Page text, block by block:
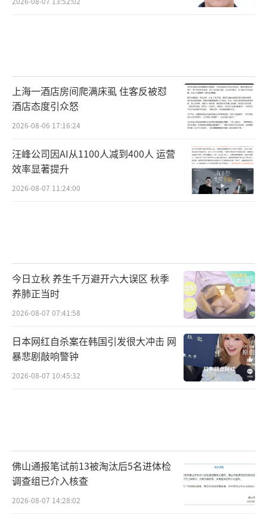
上海一酒店房间爬满床虱 住客反被怼
酒店态度引众怒
2026-08-06 17:16:24
汪峰公司因AI从1100人减到400人 运营
效率显著提升
2026-08-07 11:24:00
今日立秋 养生千万避开六大误区 秋季
养肺正当时
2026-08-07 07:41:58
日本网红自杀案在韩国引发很大冲击 网
暴悲剧敲响警钟
2026-08-07 10:45:32
佛山通报笔试前13被淘汰后5名进体检
调查组已介入核查
2026-08-07 14:28:02